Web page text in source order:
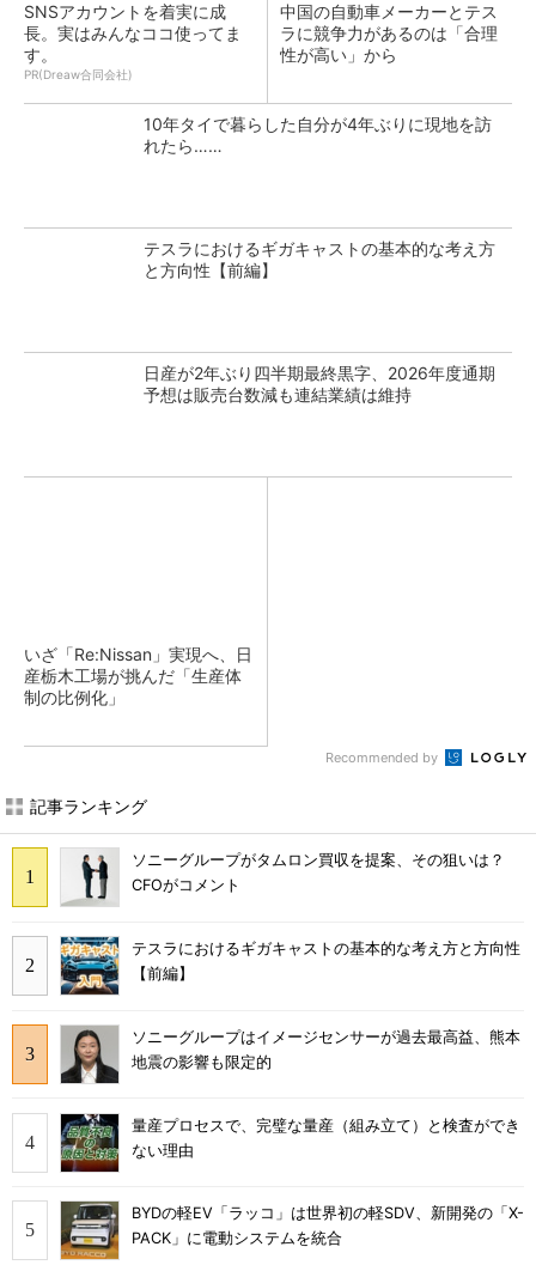
SNSアカウントを着実に成
長。実はみんなココ使ってま
す。
PR(Dreaw合同会社)
中国の自動車メーカーとテス
ラに競争力があるのは「合理
性が高い」から
10年タイで暮らした自分が4年ぶりに現地を訪
れたら……
テスラにおけるギガキャストの基本的な考え方
と方向性【前編】
日産が2年ぶり四半期最終黒字、2026年度通期
予想は販売台数減も連結業績は維持
いざ「Re:Nissan」実現へ、日
産栃木工場が挑んだ「生産体
制の比例化」
Recommended by
記事ランキング
ソニーグループがタムロン買収を提案、その狙いは？
CFOがコメント
テスラにおけるギガキャストの基本的な考え方と方向性
【前編】
ソニーグループはイメージセンサーが過去最高益、熊本
地震の影響も限定的
量産プロセスで、完璧な量産（組み立て）と検査ができ
ない理由
BYDの軽EV「ラッコ」は世界初の軽SDV、新開発の「X-
PACK」に電動システムを統合